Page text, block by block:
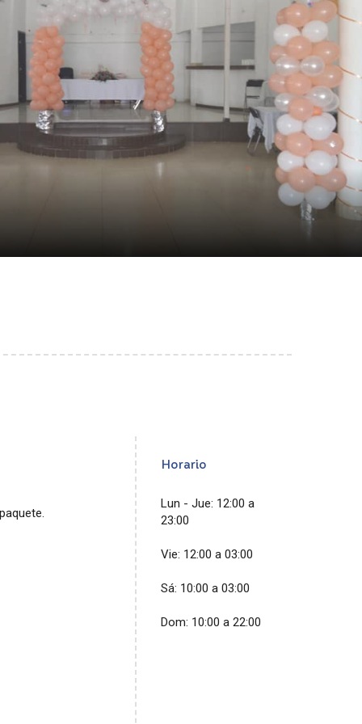
Horario
Lun - Jue: 12:00 a
23:00
Vie: 12:00 a 03:00
Sá: 10:00 a 03:00
Dom: 10:00 a 22:00